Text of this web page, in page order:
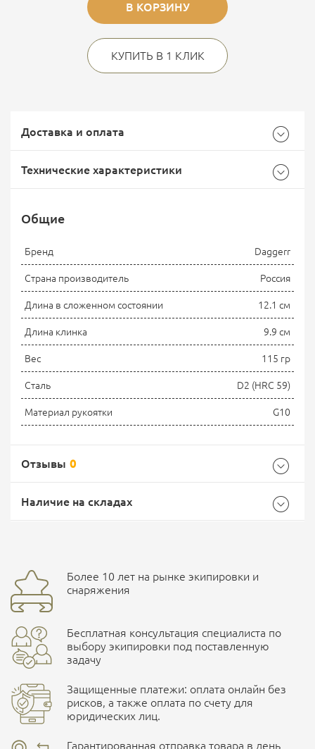
В КОРЗИНУ
КУПИТЬ В 1 КЛИК
Доставка и оплата
Доставка Почтой России
EMS Почта России
Доставка курьерской службой СДЭК -
Наличные при самовывозе
предназначен для юридических лиц. Связывайтесь с
менеджером для уточнения условий поставки и
подготовки счета.
Технические характеристики
Общие
Бренд Daggerr
Страна производитель Россия
Длина в сложенном состоянии 12.1 см
Длина клинка 9.9 см
Вес 115 гр
Сталь D2 (HRC 59)
Материал рукоятки G10
Отзывы 0
Ваш отзыв
Наличие на складах
улица Маяковского, 10
ПОДРОБНЕЕ О СКЛАДЕ
Более 10 лет на рынке экипировки и
снаряжения
Бесплатная консультация специалиста по
выбору экипировки под поставленную
задачу
Защищенные платежи: оплата онлайн без
рисков, а также оплата по счету для
юридических лиц.
Гарантированная отправка товара в день